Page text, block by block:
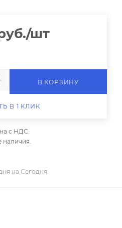
/шт
В КОРЗИНУ
В 1 КЛИК
с НДС.
наличия.
на Сегодня.